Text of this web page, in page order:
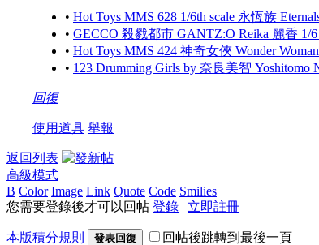
• Hot Toys MMS 628 1/6th scale 永恆族
• GECCO 殺戮都市 GANTZ:O Reika 麗香 1/6
• Hot Toys MMS 424 神奇女俠 Wonder
• 123 Drumming Girls by 奈良美智 Yoshitomo
回復
使用道具 舉報
返回列表
高級模式
B Color Image Link Quote Code Smilies
您需要登錄後才可以回帖 登錄 | 立即註冊
本版積分規則 發表回復 回帖後跳轉到最後一頁